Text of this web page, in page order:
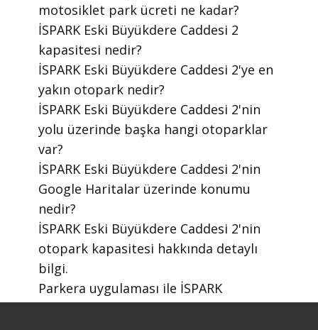
motosiklet park ücreti ne kadar?
​İSPARK Eski Büyükdere Caddesi 2
kapasitesi nedir?
​İSPARK Eski Büyükdere Caddesi 2'ye en
yakın otopark nedir?
​İSPARK Eski Büyükdere Caddesi 2'nin
yolu üzerinde başka hangi otoparklar
var?
​İSPARK Eski Büyükdere Caddesi 2'nin
Google Haritalar üzerinde konumu
nedir?
​İSPARK Eski Büyükdere Caddesi 2'nin
otopark kapasitesi hakkında detaylı
bilgi.
​Parkera uygulaması ile İSPARK
otoparklarını nasıl bulabilirim?